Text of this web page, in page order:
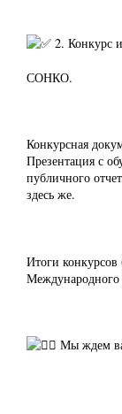
2. Конкурс
СОНКО.
Конкурсная
Презентация с
публичного
здесь же.
Итоги конкурсов
Мы ждем